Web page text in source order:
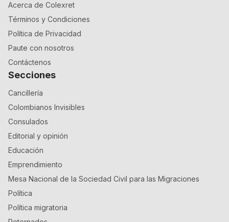
Acerca de Colexret
Términos y Condiciones
Política de Privacidad
Paute con nosotros
Contáctenos
Secciones
Cancillería
Colombianos Invisibles
Consulados
Editorial y opinión
Educación
Emprendimiento
Mesa Nacional de la Sociedad Civil para las Migraciones
Política
Política migratoria